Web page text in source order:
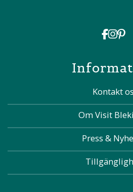
Kontakt os
Om Visit
Press &